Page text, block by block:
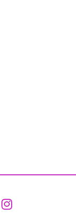
Aceder ao
Aceder ao